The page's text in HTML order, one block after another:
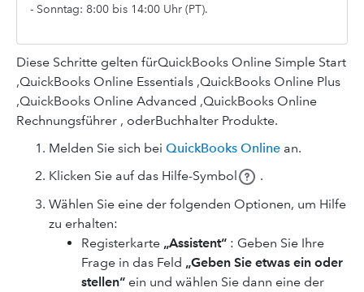
- Sonntag: 8:00 bis 14:00 Uhr (PT).
Diese Schritte gelten fürQuickBooks Online Simple Start
,QuickBooks Online Essentials ,QuickBooks Online Plus
,QuickBooks Online Advanced ,QuickBooks Online
Rechnungsführer , oderBuchhalter Produkte.
Melden Sie sich bei QuickBooks Online an.
Klicken Sie auf das Hilfe-Symbol
.
Wählen Sie eine der folgenden Optionen, um Hilfe
zu erhalten:
Registerkarte „Assistent“ : Geben Sie Ihre
Frage in das Feld „Geben Sie etwas ein oder
stellen“ ein und wählen Sie dann eine der